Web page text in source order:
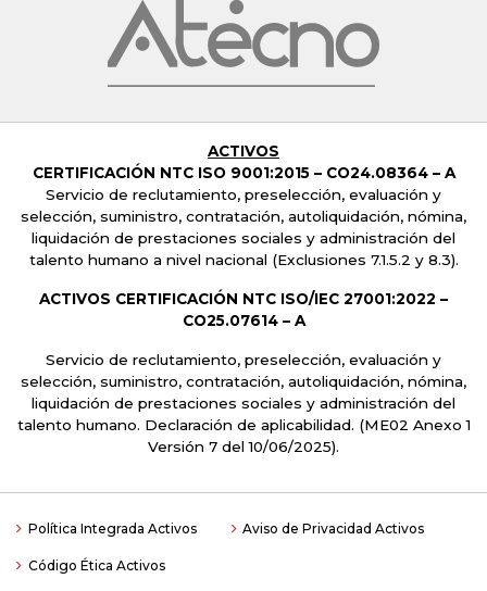
ACTIVOS
CERTIFICACIÓN NTC ISO 9001:2015 –CO24.08364 – A
Servicio de reclutamiento, preselección, evaluación y
selección, suministro, contratación, autoliquidación, nómina,
liquidación de prestaciones sociales y administración del
talento humano a nivel nacional (Exclusiones 7.1.5.2 y 8.3).
ACTIVOS CERTIFICACIÓN NTC ISO/IEC 27001:2022 –
CO25.07614 – A
Servicio de reclutamiento, preselección, evaluación y
selección, suministro, contratación, autoliquidación, nómina,
liquidación de prestaciones sociales y administración del
talento humano. Declaración de aplicabilidad. (ME02 Anexo 1
Versión 7 del 10/06/2025).
Política Integrada Activos Aviso de Privacidad Activos
Código Ética Activos